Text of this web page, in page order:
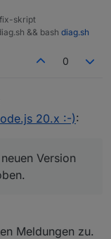
hinterher oder
skript
&& bash diag.sh
0
2024, 17:17
20.x :-):
Version
Meldungen zu.